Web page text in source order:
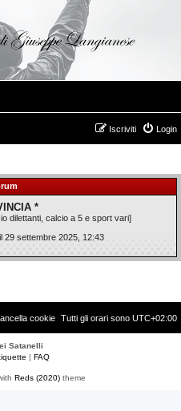
Login
Iscriviti
*
dilettanti, calcio a 5 e sport vari]
Vil 29 settembre 2025, 12:43
Tutti gli orari sono UTC+02:00
cookie
Satanelli
| FAQ
Reds (2020) theme